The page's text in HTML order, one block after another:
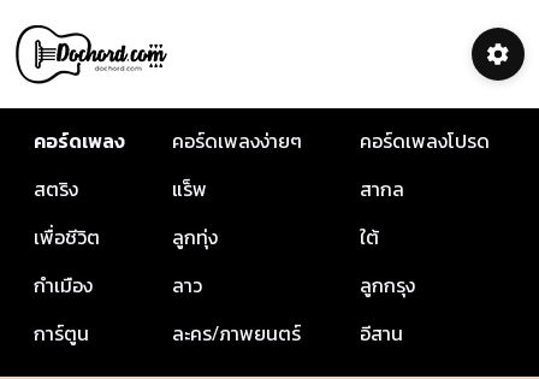
คอร์ดเพลง คอร์ดเพลงง่ายๆ
คอร์ดเพลงโปรด
สตริง
แร็พ
สากล
เพื่อชีวิต
ลูกทุ่ง
ใต้
กำเมือง
ลาว
ลูกกรุง
การ์ตูน
ละคร/ภาพยนตร์ อีสาน